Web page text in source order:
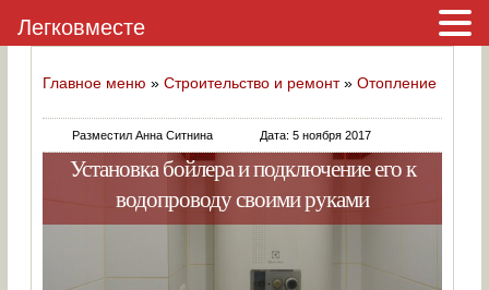
Главное меню »Строительство и ремонт»Отопление
Разместил Анна Ситнина Дата: 5 ноября 2017
Установка бойлера и подключение его к
водопроводу своими руками
Легковместе